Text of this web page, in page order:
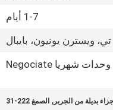
1-7 أيام
ويسترن يونيون، بايبال
أجزاء بديلة من الجربر , الصمغ 222-31